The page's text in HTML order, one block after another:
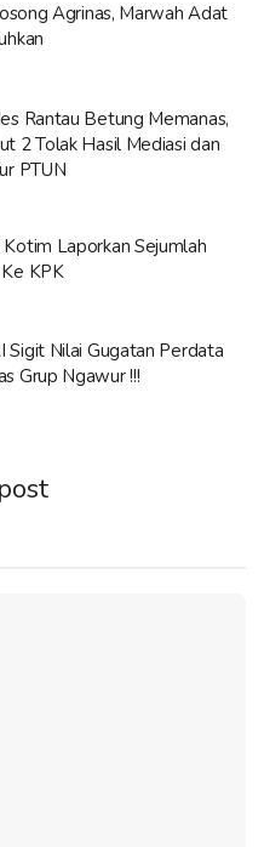
Agrinas, Marwah Adat
Rantau Betung Memanas,
2 Tolak Hasil Mediasi dan
PTUN
Laporkan Sejumlah
KPK
Sigit Nilai Gugatan Perdata
Grup Ngawur !!!